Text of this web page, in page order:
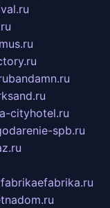
bandamn.ru
cityhotel.ru
spb.ru